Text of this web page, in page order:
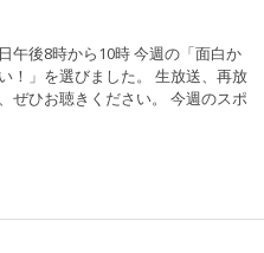
後8時から10時 今週の「面白か
！」を選びました。 生放送、再放
ぜひお聴きください。 今週のスポ